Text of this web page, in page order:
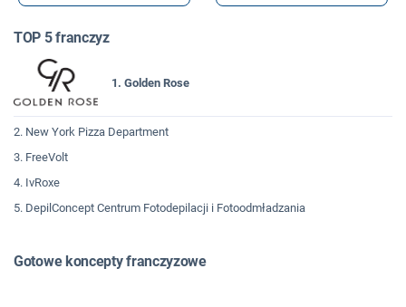
TOP 5 franczyz
1. Golden Rose
2. New York Pizza Department
3. FreeVolt
4. IvRoxe
5. DepilConcept Centrum Fotodepilacji i Fotoodmładzania
Gotowe koncepty franczyzowe